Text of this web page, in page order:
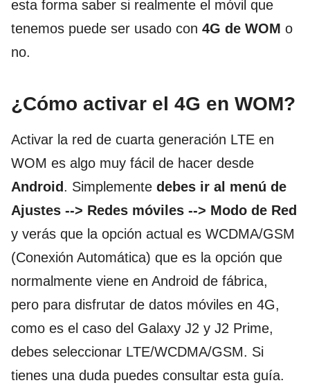
esta forma saber si realmente el móvil que
tenemos puede ser usado con 4G de WOM o
no.
¿Cómo activar el 4G en WOM?
Activar la red de cuarta generación LTE en
WOM es algo muy fácil de hacer desde
Android . Simplemente debes ir al menú de
Ajustes --> Redes móviles --> Modo de Red
y verás que la opción actual es WCDMA/GSM
(Conexión Automática) que es la opción que
normalmente viene en Android de fábrica,
pero para disfrutar de datos móviles en 4G,
como es el caso del Galaxy J2 y J2 Prime,
debes seleccionar LTE/WCDMA/GSM. Si
tienes una duda puedes consultar esta guía.